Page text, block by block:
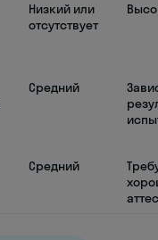
Низкий или
отсутствует
Средний
Средний